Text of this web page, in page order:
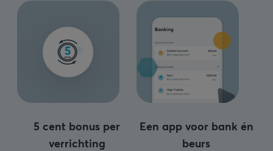
5 cent bonus per
verrichting
Een app voor bank én
beurs